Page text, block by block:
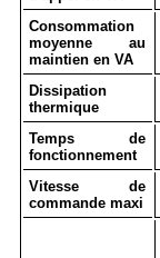
Consommation
moyenne au
maintien en VA
Dissipation
thermique
Temps de
fonctionnement
Vitesse de
commande maxi